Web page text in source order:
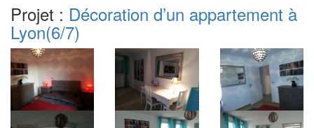
Projet : Décoration d’un appartement à
Lyon(6/7)